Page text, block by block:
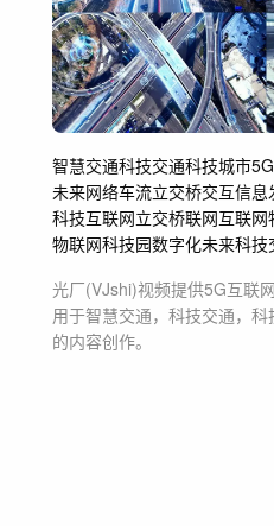
智慧交通科技交通科技城市
未来网络车流立交桥交互信息
科技互联网立交桥联网互联网
物联网科技园数字化未来科技
光厂(VJshi)视频提供5G互联
用于智慧交通，科技交通，
的内容创作。